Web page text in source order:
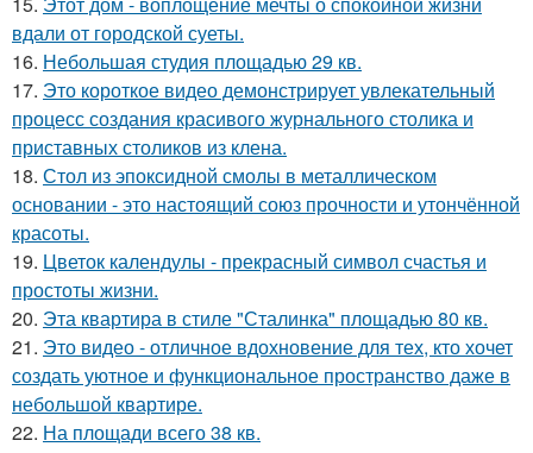
вдали от городской суеты.
16. Небольшая студия площадью 29 кв.
17. Это короткое видео демонстрирует увлекательный
процесс создания красивого журнального столика и
приставных столиков из клена.
18. Стол из эпоксидной смолы в металлическом
основании - это настоящий союз прочности и утончённой
красоты.
19. Цветок календулы - прекрасный символ счастья и
простоты жизни.
20. Эта квартира в стиле "Сталинка" площадью 80 кв.
21. Это видео - отличное вдохновение для тех, кто хочет
создать уютное и функциональное пространство даже в
небольшой квартире.
22. На площади всего 38 кв.